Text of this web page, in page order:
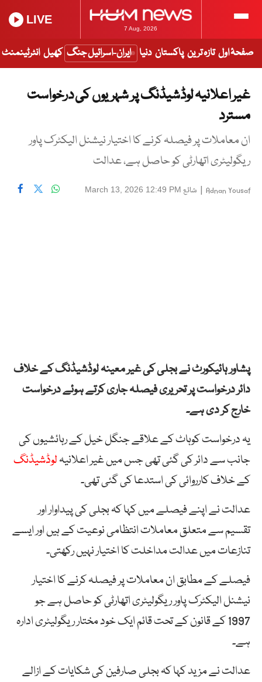
7 Aug, 2026
LIVE
صفحۂ اول تازہ ترین پاکستان دنیا ایران-اسرائیل جنگ کھیل انٹرٹینمنٹ
غیر اعلانیہ لوڈشیڈنگ پر شہریوں کی درخواست
مسترد
ان معاملات پر فیصلہ کرنے کا اختیار نیشنل الیکٹرک پاور
ریگولیٹری اتھارٹی کو حاصل ہے، عدالت
Adnan Yousaf
| شائع March 13, 2026 12:49 PM
پشاور ہائیکورٹ نے بجلی کی غیر معینہ لوڈشیڈنگ کے خلاف
دائر درخواست پر تحریری فیصلہ جاری کرتے ہوئے درخواست
خارج کر دی ہے۔
یہ درخواست کوہاٹ کے علاقے جنگل خیل کے رہائشیوں کی
جانب سے دائر کی گئی تھی جس میں غیر اعلانیہلوڈشیڈنگ
کے خلاف کارروائی کی استدعا کی گئی تھی۔
عدالت نے اپنے فیصلے میں کہا کہ بجلی کی پیداوار اور
تقسیم سے متعلق معاملات انتظامی نوعیت کے ہیں اور ایسے
تنازعات میں عدالت مداخلت کا اختیار نہیں رکھتی۔
فیصلے کے مطابق ان معاملات پر فیصلہ کرنے کا اختیار
نیشنل الیکٹرک پاور ریگولیٹری اتھارٹی کو حاصل ہے جو
1997 کے قانون کے تحت قائم ایک خود مختار ریگولیٹری ادارہ
ہے۔
عدالت نے مزید کہا کہ بجلی صارفین کی شکایات کے ازالے